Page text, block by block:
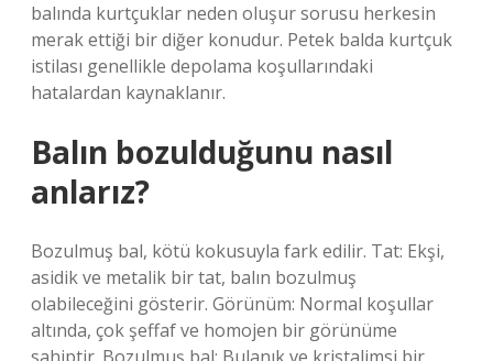
balında kurtçuklar neden oluşur sorusu herkesin
merak ettiği bir diğer konudur. Petek balda kurtçuk
istilası genellikle depolama koşullarındaki
hatalardan kaynaklanır.
Balın bozulduğunu nasıl
anlarız?
Bozulmuş bal, kötü kokusuyla fark edilir. Tat: Ekşi,
asidik ve metalik bir tat, balın bozulmuş
olabileceğini gösterir. Görünüm: Normal koşullar
altında, çok şeffaf ve homojen bir görünüme